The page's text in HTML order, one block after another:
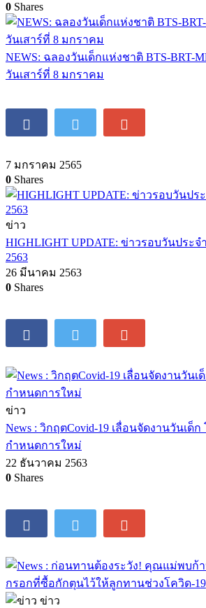
0 Shares
NEWS: ฉลองวันเด็กแห่งชาติ BTS-BRT-
วันเสาร์ที่ 8 มกราคม
7 มกราคม 2565
0 Shares
ข่าว
HIGHLIGHT UPDATE: ข่าวรอบวันประ
2563
26 มีนาคม 2563
0 Shares
ข่าว
News : วิกฤตCovid-19 เลื่อนจัดงานวันเด็ก
กำหนดการใหม่
22 ธันวาคม 2563
0 Shares
ข่าว